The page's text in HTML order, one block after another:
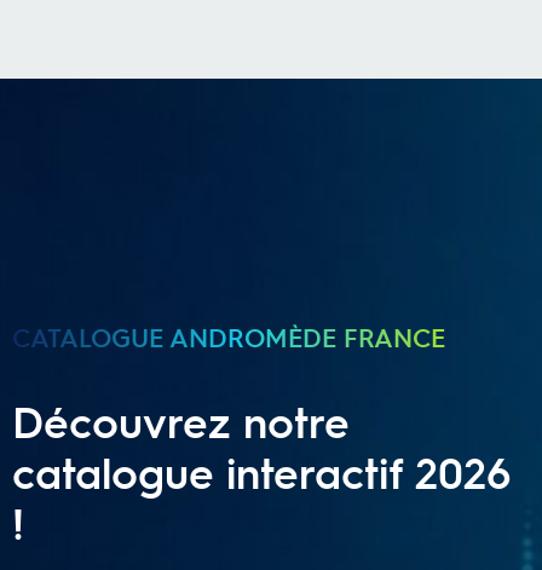
CATALOGUE ANDROMÈDE FRANCE
Découvrez notre
catalogue interactif 2026
!